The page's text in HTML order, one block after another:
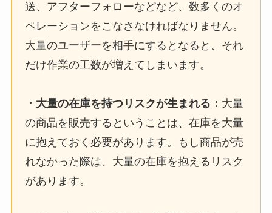
送、アフターフォローなどなど、数多くのオ
ペレーションをこなさなければなりません。
大量のユーザーを相手にするとなると、それ
だけ作業の工数が増えてしまいます。
・大量の在庫を持つリスクが生まれる： 大量
の商品を販売するということは、在庫を大量
に抱えておく必要があります。もし商品が売
れなかった際は、大量の在庫を抱えるリスク
があります。